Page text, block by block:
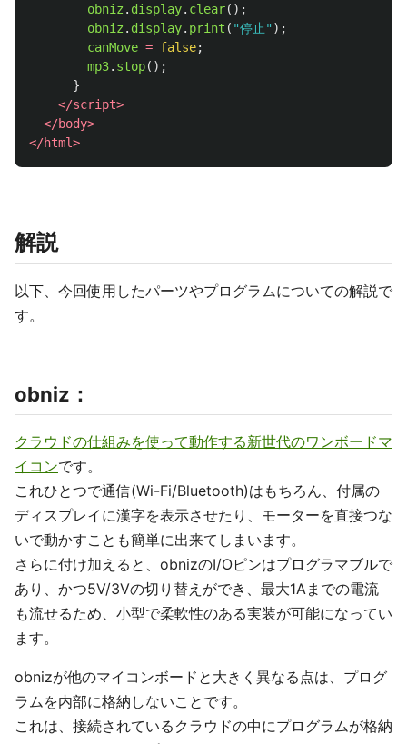
obniz . display. clear();
obniz . display. print ( "停止 " );
canMove = false;
mp3. stop();
}
</script>
</body>
</html>
解説
以下、今回使用したパーツやプログラムについての解説で
す。
obniz：
クラウドの仕組みを使って動作する新世代のワンボードマ
イコンです。
これひとつで通信(Wi-Fi/Bluetooth)はもちろん、付属の
ディスプレイに漢字を表示させたり、モーターを直接つな
いで動かすことも簡単に出来てしまいます。
さらに付け加えると、obnizのI/Oピンはプログラマブルで
あり、かつ5V/3Vの切り替えができ、最大1Aまでの電流
も流せるため、小型で柔軟性のある実装が可能になってい
ます。
obnizが他のマイコンボードと大きく異なる点は、プログ
ラムを内部に格納しないことです。
これは、接続されているクラウドの中にプログラムが格納